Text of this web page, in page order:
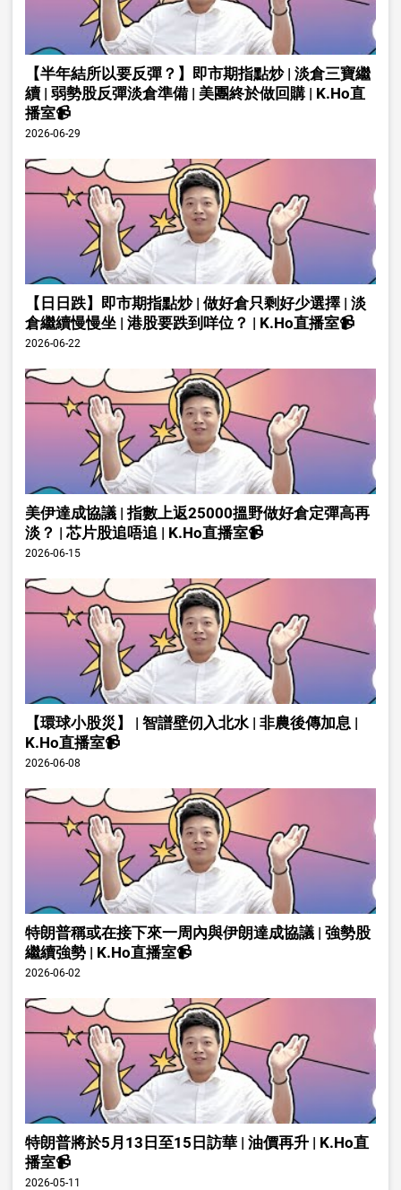
【半年結所以要反彈？】即市期指點炒 | 淡倉三寶繼
續 | 弱勢股反彈淡倉準備 | 美團終於做回購 | K.Ho直
播室📹
2026-06-29
【日日跌】即市期指點炒 | 做好倉只剩好少選擇 | 淡
倉繼續慢慢坐 | 港股要跌到咩位？ | K.Ho直播室📹
2026-06-22
美伊達成協議 | 指數上返25000搵野做好倉定彈高再
淡？ | 芯片股追唔追 | K.Ho直播室📹
2026-06-15
【環球小股災】 | 智譜壁仞入北水 | 非農後傳加息 |
K.Ho直播室📹
2026-06-08
特朗普稱或在接下來一周內與伊朗達成協議 | 強勢股
繼續強勢 | K.Ho直播室📹
2026-06-02
特朗普將於5月13日至15日訪華 | 油價再升 | K.Ho直
播室📹
2026-05-11